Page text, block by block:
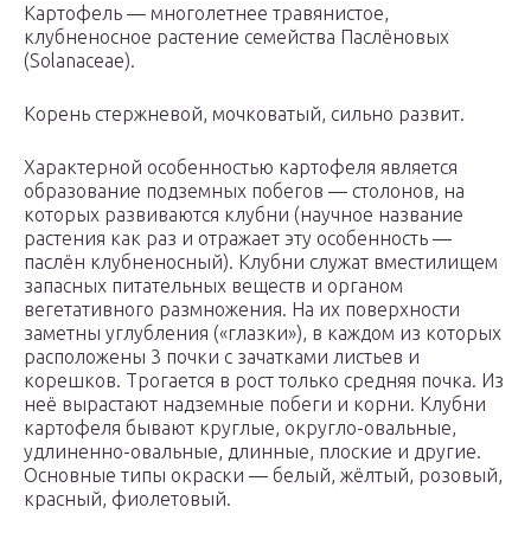
Картофель — многолетнее травянистое,
клубненосное растение семейства Паслёновых
(Solanaceae).
Корень стержневой, мочковатый, сильно развит.
Характерной особенностью картофеля является
образование подземных побегов — столонов, на
которых развиваются клубни (научное название
растения как раз и отражает эту особенность —
паслён клубненосный). Клубни служат вместилищем
запасных питательных веществ и органом
вегетативного размножения. На их поверхности
заметны углубления («глазки»), в каждом из которых
расположены 3 почки с зачатками листьев и
корешков. Трогается в рост только средняя почка. Из
неё вырастают надземные побеги и корни. Клубни
картофеля бывают круглые, округло-овальные,
удлиненно-овальные, длинные, плоские и другие.
Основные типы окраски — белый, жёлтый, розовый,
красный, фиолетовый.